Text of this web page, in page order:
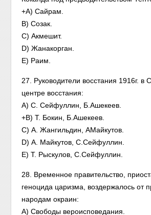
+A) Сайрам.
B) Созак.
C) Акмешит.
D) Жанакорган.
E) Раим.
27. Руководители восстания 1916г. в
центре восстания:
A) С. Сейфуллин, Б.Ашекеев.
+B) Т. Бокин, Б.Ашекеев.
C) А. Жангильдин, АМайкутов.
D) А. Майкутов, С.Сейфуллин.
E) Т. Рыскулов, С.Сейфуллин.
28. Временное правительство,
геноцида царизма, воздержалось от
народам окраин:
A) Свободы вероисповедания.